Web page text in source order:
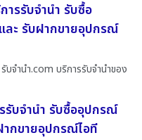
รรับจำนำ รับซื้อ
ละ รับฝากขายอุปกรณ์
บจํานํา.com บริการรับจำนำของ
รับจำนำ รับซื้ออุปกรณ์
ากขายอุปกรณ์ไอที